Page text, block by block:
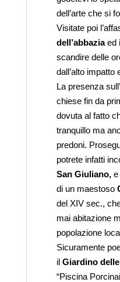
dell’arte che si
Visitate poi
dell’abbaziaed
scandire delle
dall’alto impatto
La presenza
chiese fin da
dovuta al fatto
tranquillo ma
predoni.
potrete infatti
San Giuliano,e
di un maestoso
del XIV sec.,
mai abitazione
popolazione
Sicuramente
il Giardino
“Piscina